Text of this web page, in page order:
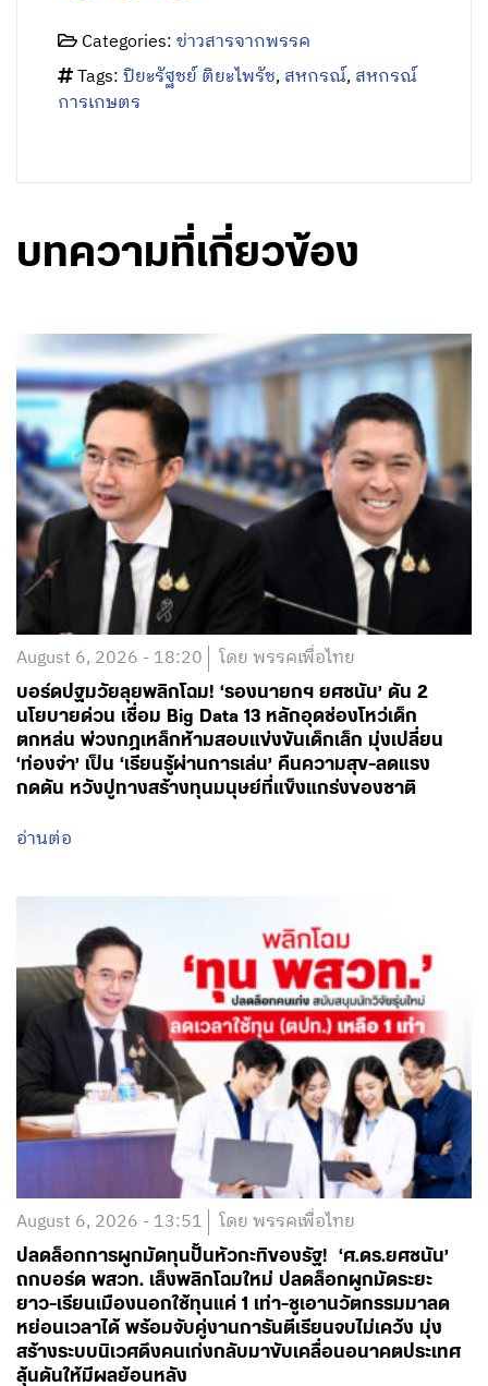
Categories:ข่าวสารจากพรรค
Tags:ปิยะรัฐชย์ ติยะไพรัช,สหกรณ์,สหกรณ์
การเกษตร
บทความที่เกี่ยวข้อง
August 6, 2026 - 18:20 โดย พรรคเพื่อไทย
บอร์ดปฐมวัยลุยพลิกโฉม! ‘รองนายกฯ ยศชนัน’ ดัน 2
นโยบายด่วน เชื่อม Big Data 13 หลักอุดช่องโหว่เด็ก
ตกหล่น พ่วงกฎเหล็กห้ามสอบแข่งขันเด็กเล็ก มุ่งเปลี่ยน
‘ท่องจำ’ เป็น ‘เรียนรู้ผ่านการเล่น’ คืนความสุข-ลดแรง
กดดัน หวังปูทางสร้างทุนมนุษย์ที่แข็งแกร่งของชาติ
อ่านต่อ
August 6, 2026 - 13:51 โดย พรรคเพื่อไทย
ปลดล็อกการผูกมัดทุนปั้นหัวกะทิของรัฐ! ‘ศ.ดร.ยศชนัน’
ถกบอร์ด พสวท. เล็งพลิกโฉมใหม่ ปลดล็อกผูกมัดระยะ
ยาว-เรียนเมืองนอกใช้ทุนแค่ 1 เท่า-ชูเอานวัตกรรมมาลด
หย่อนเวลาได้ พร้อมจับคู่งานการันตีเรียนจบไม่เคว้ง มุ่ง
สร้างระบบนิเวศดึงคนเก่งกลับมาขับเคลื่อนอนาคตประเทศ
ลุ้นดันให้มีผลย้อนหลัง